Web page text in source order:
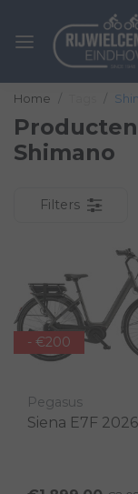
Home
Shimano
Filters
- €200
Pegasus
Siena E7F 2026